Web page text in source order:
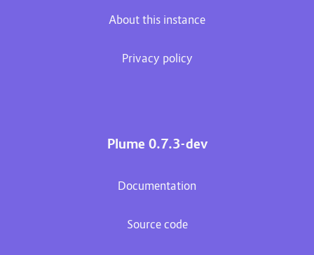
About this instance
Privacy policy
Plume 0.7.3-dev
Documentation
Source code